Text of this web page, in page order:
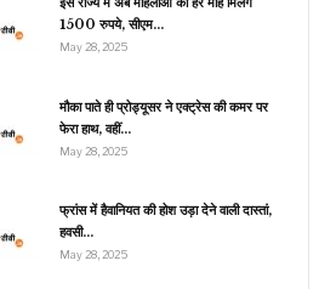
1500 रुपये, सीएम…
May 28, 2025
मौका पाते ही प्रोड्यूसर ने एक्ट्रेस की कमर पर
फेरा हाथ, वहीं…
May 28, 2025
फ्रांस में हैवानियत की होश उड़ा देने वाली दास्तां,
हवसी…
May 28, 2025